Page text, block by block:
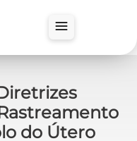
do Útero